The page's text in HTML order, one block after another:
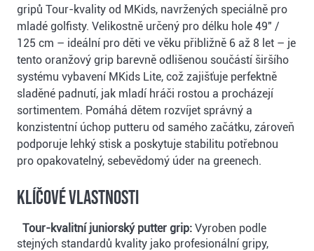
gripů Tour-kvality od MKids, navržených speciálně pro
mladé golfisty. Velikostně určený pro délku hole 49" /
125 cm – ideální pro děti ve věku přibližně 6 až 8 let – je
tento oranžový grip barevně odlišenou součástí širšího
systému vybavení MKids Lite, což zajišťuje perfektně
sladěné padnutí, jak mladí hráči rostou a procházejí
sortimentem. Pomáhá dětem rozvíjet správný a
konzistentní úchop putteru od samého začátku, zároveň
podporuje lehký stisk a poskytuje stabilitu potřebnou
pro opakovatelný, sebevědomý úder na greenech.
Klíčové vlastnosti
Tour-kvalitní juniorský putter grip: Vyroben podle
stejných standardů kvality jako profesionální gripy,